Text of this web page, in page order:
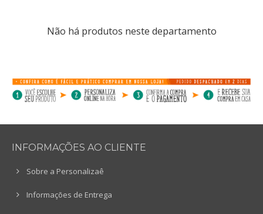
Não há produtos neste departamento
INFORMAÇÕES AO CLIENTE
Sobre a Personalizaê
Informações de Entrega